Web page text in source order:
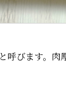
と呼びます。肉